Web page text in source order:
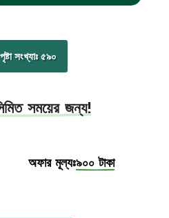
সংখ্যাঃ ৫৯০
সময়ের জন্য!
অফার মূল্যঃ৯০০ টাকা